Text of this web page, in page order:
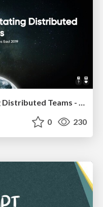
Agile Actions for Facilitating Distributed Teams - ADO2019
0 230